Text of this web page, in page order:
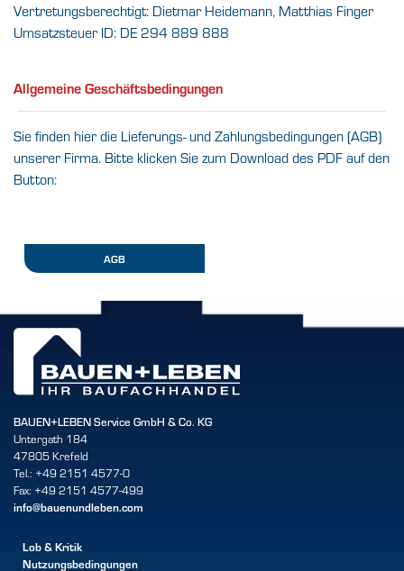
Vertretungsberechtigt: Dietmar Heidemann, Matthias Finger
Umsatzsteuer ID: DE 294 889 888
Allgemeine Geschäftsbedingungen
Sie finden hier die Lieferungs- und Zahlungsbedingungen (AGB)
unserer Firma. Bitte klicken Sie zum Download des PDF auf den
Button:
AGB
BAUEN+LEBEN Service GmbH & Co. KG
Untergath 184
47805 Krefeld
Tel.: +49 2151 4577-0
Fax: +49 2151 4577-499
info@bauenundleben.com
Lob & Kritik
Nutzungsbedingungen